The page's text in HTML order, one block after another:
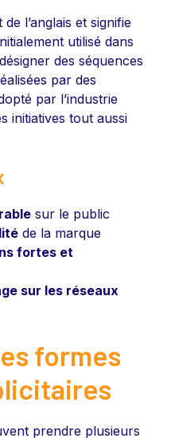
l’anglais et signifie
utilisé dans
des séquences
par des
par l’industrie
initiatives tout aussi
sur le public
de la marque
fortes et
sur les réseaux
formes
prendre plusieurs